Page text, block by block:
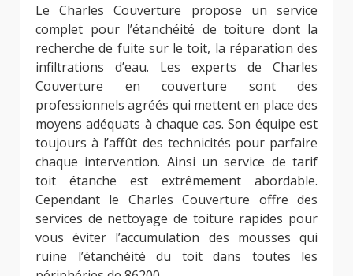
Le Charles Couverture propose un service
complet pour l’étanchéité de toiture dont la
recherche de fuite sur le toit, la réparation des
infiltrations d’eau. Les experts de Charles
Couverture en couverture sont des
professionnels agréés qui mettent en place des
moyens adéquats à chaque cas. Son équipe est
toujours à l’affût des technicités pour parfaire
chaque intervention. Ainsi un service de tarif
toit étanche est extrêmement abordable.
Cependant le Charles Couverture offre des
services de nettoyage de toiture rapides pour
vous éviter l’accumulation des mousses qui
ruine l’étanchéité du toit dans toutes les